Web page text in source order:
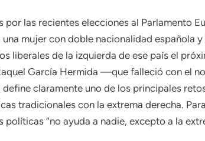
por las recientes elecciones al Parlamento
mujer con doble nacionalidad española
liberales de la izquierda de ese país el
García Hermida —que falleció con el
claramente uno de los principales
tradicionales con la extrema derecha.
“no ayuda a nadie, excepto a la